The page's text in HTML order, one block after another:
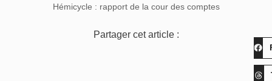
Hémicycle : rapport de la cour des comptes
Partager cet article :